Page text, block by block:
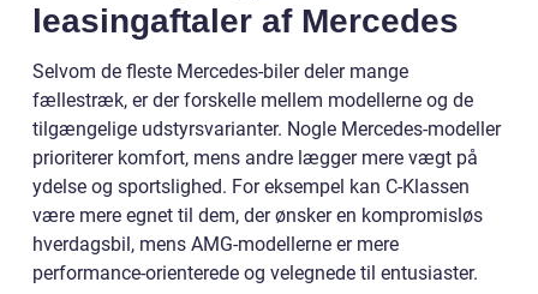
leasingaftaler af Mercedes
Selvom de fleste Mercedes-biler deler mange
fællestræk, er der forskelle mellem modellerne og de
tilgængelige udstyrsvarianter. Nogle Mercedes-modeller
prioriterer komfort, mens andre lægger mere vægt på
ydelse og sportslighed. For eksempel kan C-Klassen
være mere egnet til dem, der ønsker en kompromisløs
hverdagsbil, mens AMG-modellerne er mere
performance-orienterede og velegnede til entusiaster.